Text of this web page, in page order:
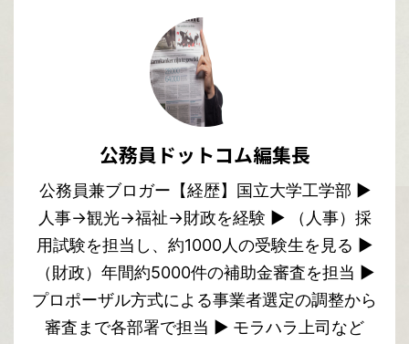
公務員ドットコム編集長
公務員兼ブロガー【経歴】国立大学工学部 ▶︎
人事→観光→福祉→財政を経験 ▶︎ （人事）採
用試験を担当し、約1000人の受験生を見る ▶︎
（財政）年間約5000件の補助金審査を担当 ▶︎
プロポーザル方式による事業者選定の調整から
審査まで各部署で担当 ▶︎ モラハラ上司など